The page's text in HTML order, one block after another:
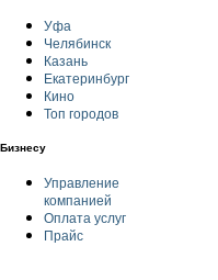
Уфа
Челябинск
Казань
Екатеринбург
Кино
Топ городов
Бизнесу
Управление
компанией
Оплата услуг
Прайс